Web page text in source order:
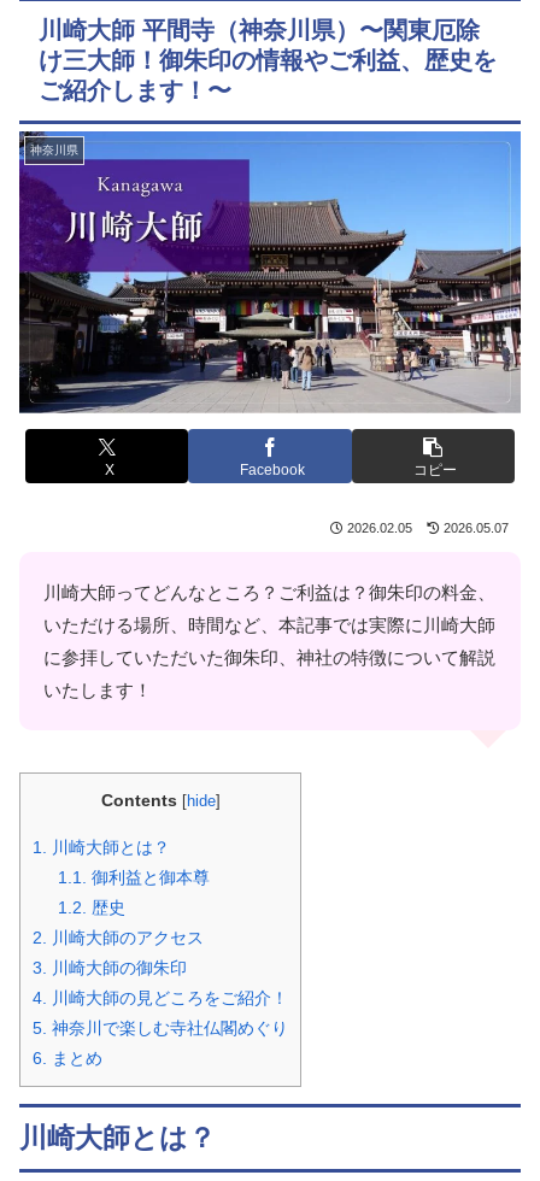
川崎大師 平間寺（神奈川県）〜関東厄除
け三大師！御朱印の情報やご利益、歴史を
ご紹介します！〜
神奈川県
X Facebook コピー
2026.02.05 2026.05.07
川崎大師ってどんなところ？ご利益は？御朱印の料金、
いただける場所、時間など、本記事では実際に川崎大師
に参拝していただいた御朱印、神社の特徴について解説
いたします！
Contents [hide]
1. 川崎大師とは？
1.1. 御利益と御本尊
1.2. 歴史
2. 川崎大師のアクセス
3. 川崎大師の御朱印
4. 川崎大師の見どころをご紹介！
5. 神奈川で楽しむ寺社仏閣めぐり
6. まとめ
川崎大師とは？